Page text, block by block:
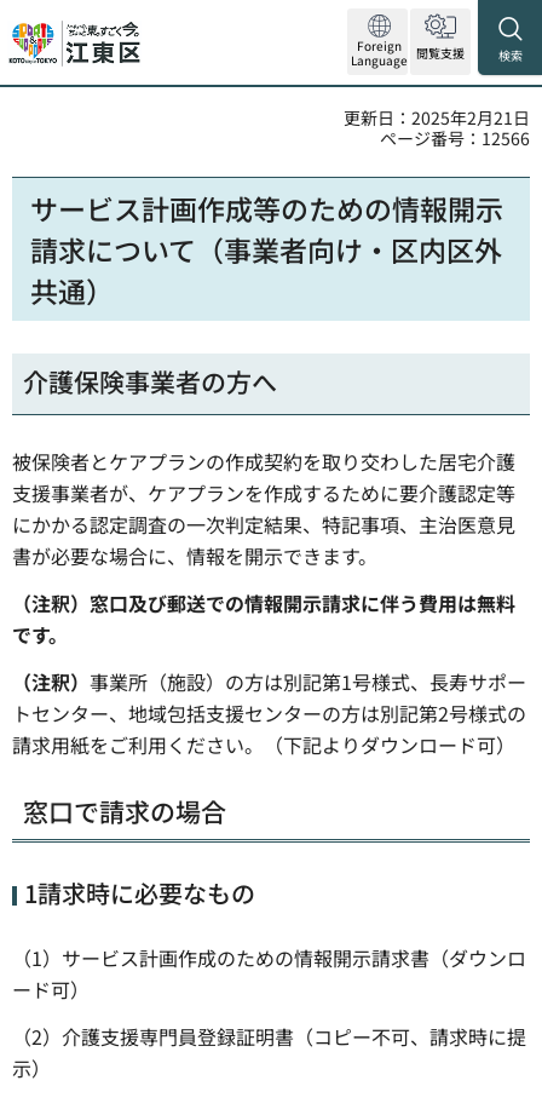
Foreign
Language 閲覧支援 検索
更新日：2025年2月21日
ページ番号：12566
サービス計画作成等のための情報開示
請求について（事業者向け・区内区外
共通）
介護保険事業者の方へ
被保険者とケアプランの作成契約を取り交わした居宅介護
支援事業者が、ケアプランを作成するために要介護認定等
にかかる認定調査の一次判定結果、特記事項、主治医意見
書が必要な場合に、情報を開示できます。
（注釈）窓口及び郵送での情報開示請求に伴う費用は無料
です。
（注釈） 事業所（施設）の方は別記第1号様式、長寿サポー
トセンター、地域包括支援センターの方は別記第2号様式の
請求用紙をご利用ください。（下記よりダウンロード可）
窓口で請求の場合
1請求時に必要なもの
（1）サービス計画作成のための情報開示請求書（ダウンロ
ード可）
（2）介護支援専門員登録証明書（コピー不可、請求時に提
示）